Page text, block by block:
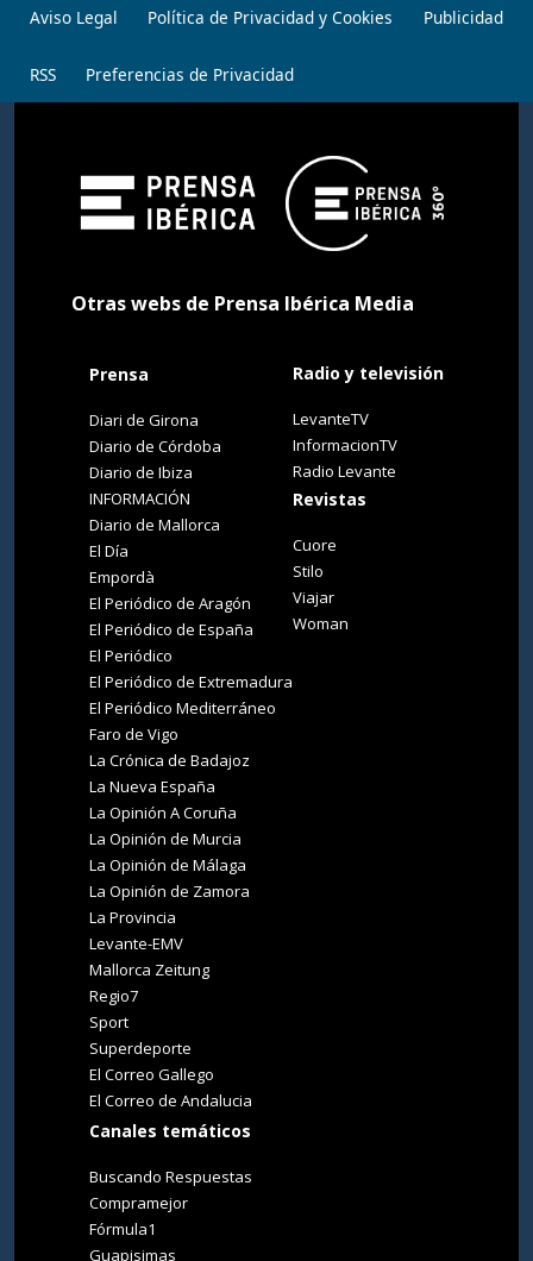
Aviso Legal Política de Privacidad y Cookies Publicidad
RSS Preferencias de Privacidad
Otras webs de Prensa Ibérica Media
Prensa
Diari de Girona
Diario de Córdoba
Diario de Ibiza
INFORMACIÓN
Diario de Mallorca
El Día
Empordà
El Periódico de Aragón
El Periódico de España
El Periódico
El Periódico de Extremadura
El Periódico Mediterráneo
Faro de Vigo
La Crónica de Badajoz
La Nueva España
La Opinión A Coruña
La Opinión de Murcia
La Opinión de Málaga
La Opinión de Zamora
La Provincia
Levante-EMV
Mallorca Zeitung
Regio7
Sport
Superdeporte
El Correo Gallego
El Correo de Andalucia
Canales temáticos
Buscando Respuestas
Compramejor
Fórmula1
Guapisimas
Radio y televisión
LevanteTV
InformacionTV
Radio Levante
Revistas
Cuore
Stilo
Viajar
Woman